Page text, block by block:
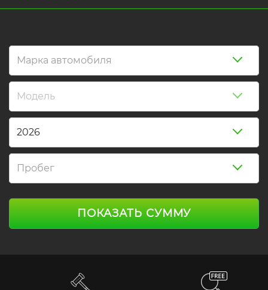
Марка автомобиля
Модель
2026
Пробег
ПОКАЗАТЬ СУММУ